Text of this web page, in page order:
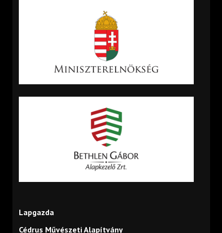
Lapgazda
Cédrus Művészeti Alapítvány